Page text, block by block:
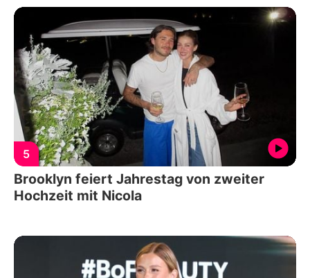
5
Brooklyn feiert Jahrestag von zweiter
Hochzeit mit Nicola